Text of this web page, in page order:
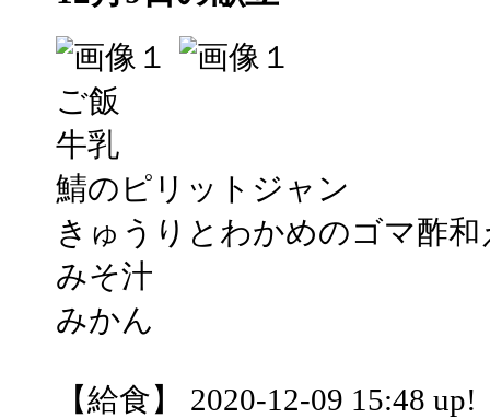
ご飯
牛乳
鯖のピリットジャン
きゅうりとわかめのゴマ酢和
みそ汁
みかん
【給食】 2020-12-09 15:48 up!